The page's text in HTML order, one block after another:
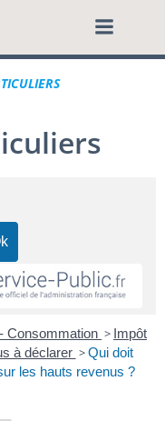
de
Consommation > Impôt
à déclarer > Qui doit
les hauts revenus ?